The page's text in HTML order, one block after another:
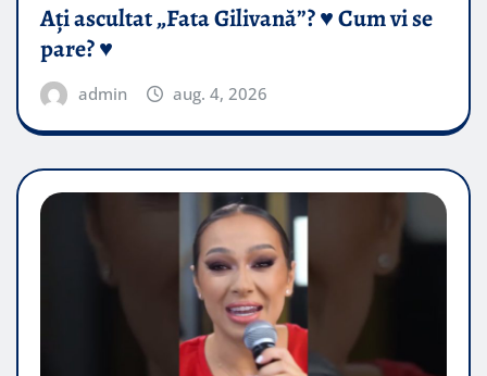
Ați ascultat „Fata Gilivană”? ♥️ Cum vi se
pare? ♥️
admin aug. 4, 2026